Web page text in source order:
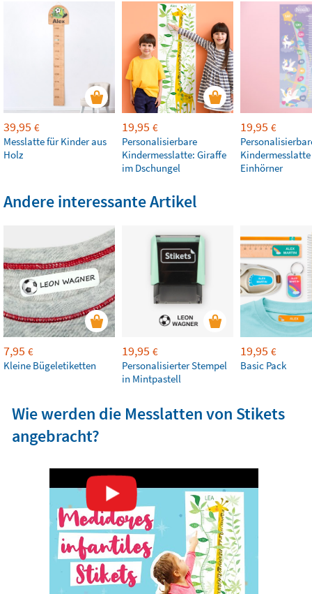
39,95 €
Messlatte für Kinder aus
Holz
19,95 €
Personalisierbare
Kindermesslatte: Giraffe
im Dschungel
19,95 €
Kindermesslatte
Einhörner
Andere interessante Artikel
7,95 €
Kleine Bügeletiketten
19,95 €
Personalisierter Stempel
in Mintpastell
19,95 €
Basic Pack
Wie werden die Messlatten von Stikets
angebracht?